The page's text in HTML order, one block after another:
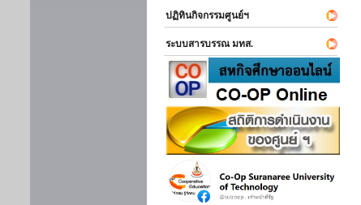
ปฏิทินกิจกรรมศูนย์ฯ
ระบบสารบรรณ มทส.